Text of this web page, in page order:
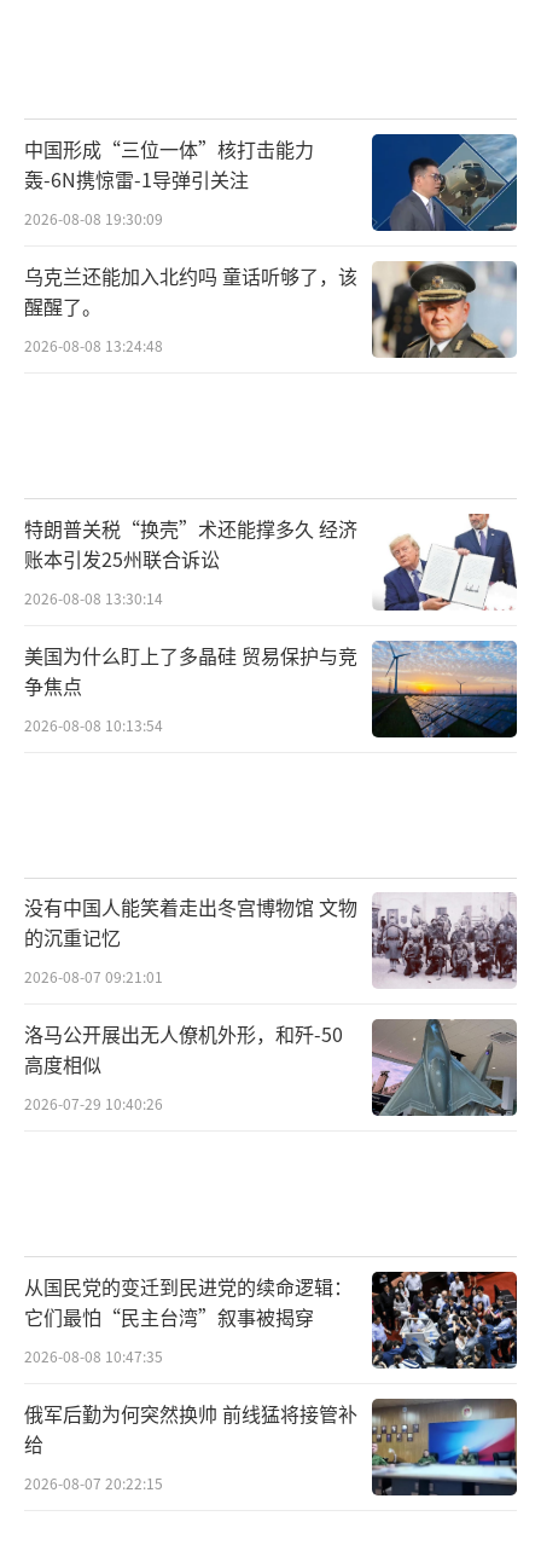
中国形成“三位一体”核打击能力
轰-6N携惊雷-1导弹引关注
2026-08-08 19:30:09
乌克兰还能加入北约吗 童话听够了，该
醒醒了。
2026-08-08 13:24:48
特朗普关税“换壳”术还能撑多久 经济
账本引发25州联合诉讼
2026-08-08 13:30:14
美国为什么盯上了多晶硅 贸易保护与竞
争焦点
2026-08-08 10:13:54
没有中国人能笑着走出冬宫博物馆 文物
的沉重记忆
2026-08-07 09:21:01
洛马公开展出无人僚机外形，和歼-50
高度相似
2026-07-29 10:40:26
从国民党的变迁到民进党的续命逻辑：
它们最怕“民主台湾”叙事被揭穿
2026-08-08 10:47:35
俄军后勤为何突然换帅 前线猛将接管补
给
2026-08-07 20:22:15